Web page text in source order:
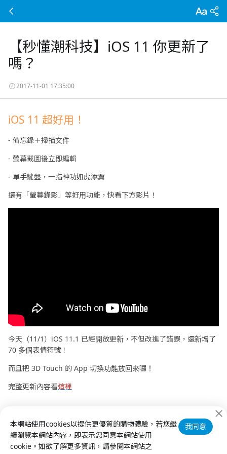
【秒懂潮科技】iOS 11 你更新了
嗎？
2017-11-01 17:35:00
iOS 11 超好用！
- 備忘錄＋掃描文件
- 螢幕截圖後立即編輯
- 單手鍵盤，一指神功如虎添翼
還有「螢幕錄影」等好用功能，快看下方影片！
今天（11/1）iOS 11.1 已經開放更新，不但改進了錯誤，還新增了
70 多個表情符號！
而且把 3D Touch 的 App 切換功能放回來囉！
完整更新內容看這裡
本網站使用cookies以提供更優質的購物體驗，若您繼
續瀏覽本網站內容，即表示您同意本網站使用
cookie。如欲了解更多資訊，請參閱本網站之
我同意